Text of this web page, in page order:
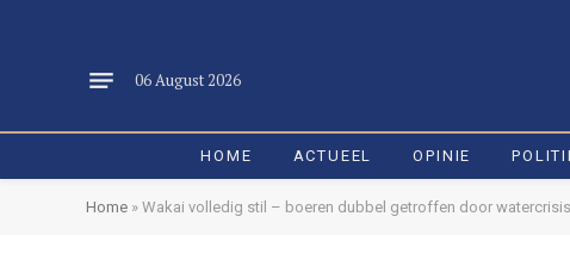
06 August 2026
HOME ACTUEEL OPINIE
Home » Wakai volledig stil – boeren dubbel getroffen door